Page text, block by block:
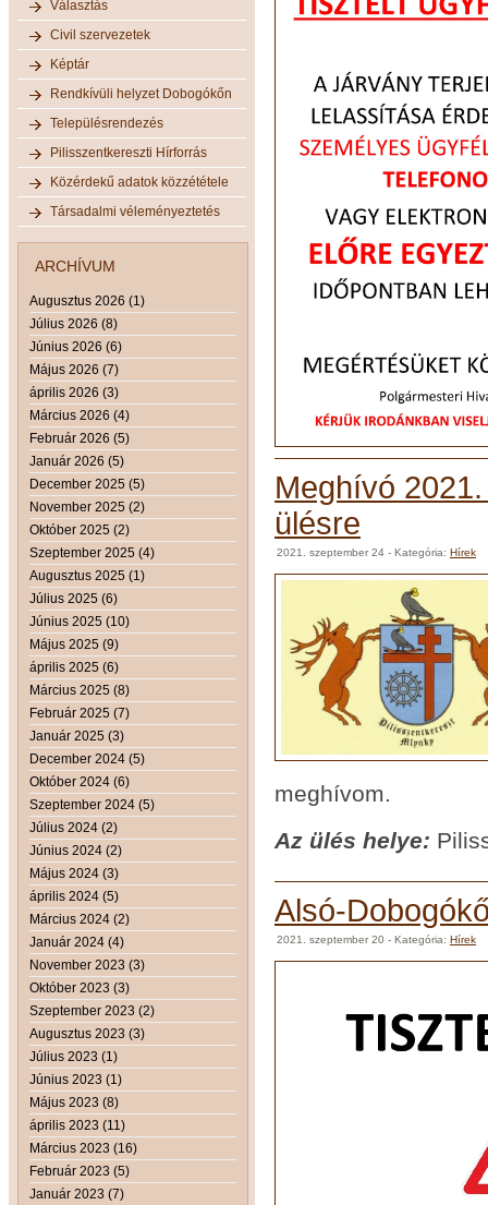
Választás
Civil szervezetek
Képtár
Rendkívüli helyzet Dobogókőn
Településrendezés
Pilisszentkereszti Hírforrás
Közérdekű adatok közzététele
Társadalmi véleményeztetés
ARCHÍVUM
Augusztus 2026 (1)
Július 2026 (8)
Június 2026 (6)
Május 2026 (7)
április 2026 (3)
Március 2026 (4)
Február 2026 (5)
Január 2026 (5)
December 2025 (5)
November 2025 (2)
Október 2025 (2)
Szeptember 2025 (4)
Augusztus 2025 (1)
Július 2025 (6)
Június 2025 (10)
Május 2025 (9)
április 2025 (6)
Március 2025 (8)
Február 2025 (7)
Január 2025 (3)
December 2024 (5)
Október 2024 (6)
Szeptember 2024 (5)
Július 2024 (2)
Június 2024 (2)
Május 2024 (3)
április 2024 (5)
Március 2024 (2)
Január 2024 (4)
November 2023 (3)
Október 2023 (3)
Szeptember 2023 (2)
Augusztus 2023 (3)
Július 2023 (1)
Június 2023 (1)
Május 2023 (8)
április 2023 (11)
Március 2023 (16)
Február 2023 (5)
Január 2023 (7)
Meghívó
ülésre
2021. szeptember 24 - Kategória: Hírek
meghívom.
Az ülés helye:
Alsó-
2021. szeptember 20 - Kategória: Hírek